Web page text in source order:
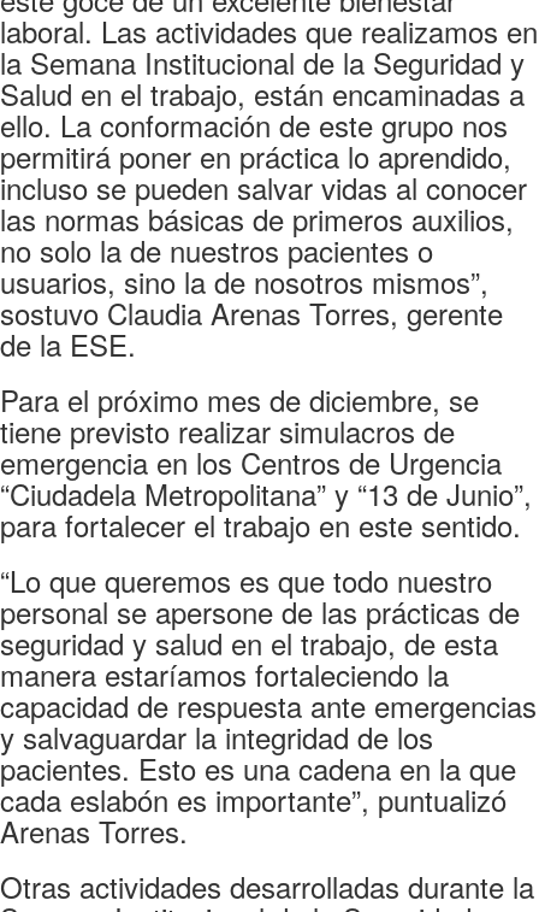
laboral. Las actividades que realizamos en
la Semana Institucional de la Seguridad y
Salud en el trabajo, están encaminadas a
ello. La conformación de este grupo nos
permitirá poner en práctica lo aprendido,
incluso se pueden salvar vidas al conocer
las normas básicas de primeros auxilios,
no solo la de nuestros pacientes o
usuarios, sino la de nosotros mismos”,
sostuvo Claudia Arenas Torres, gerente
de la ESE.
Para el próximo mes de diciembre, se
tiene previsto realizar simulacros de
emergencia en los Centros de Urgencia
“Ciudadela Metropolitana” y “13 de Junio”,
para fortalecer el trabajo en este sentido.
“Lo que queremos es que todo nuestro
personal se apersone de las prácticas de
seguridad y salud en el trabajo, de esta
manera estaríamos fortaleciendo la
capacidad de respuesta ante emergencias
y salvaguardar la integridad de los
pacientes. Esto es una cadena en la que
cada eslabón es importante”, puntualizó
Arenas Torres.
Otras actividades desarrolladas durante la